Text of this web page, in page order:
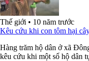
Thế giới • 10 năm trước
Kêu cứu khi con tôm hại
Hàng trăm hộ dân ở xã
kêu cứu khi một số hộ dân